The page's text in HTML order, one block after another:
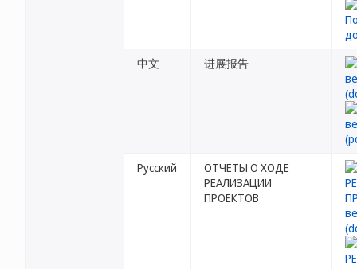
中文 进展报告
Русский
ОТЧЕТЫ О ХОДЕ
РЕАЛИЗАЦИИ
ПРОЕКТОВ